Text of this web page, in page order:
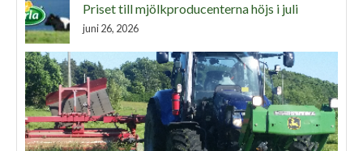
Priset till mjölkproducenterna höjs i juli
juni 26, 2026